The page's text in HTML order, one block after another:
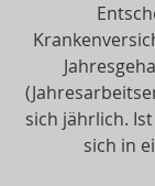
sich jährlich.
sich in